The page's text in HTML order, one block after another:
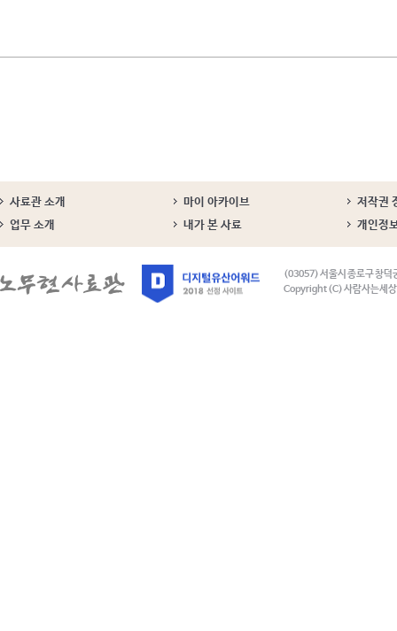
사료관 소개 마이 아카이브
저작권
업무 소개
내가 본 사료 개인정
(03057) 서울시 종로구 창덕
Copyright (C) 사람사는세